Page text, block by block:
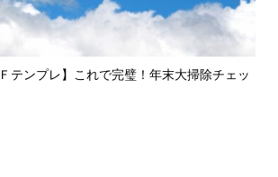
テンプレ】これで完璧！年末大掃除チェッ